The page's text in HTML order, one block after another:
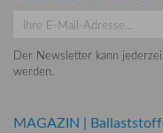
Der Newsletter kann
werden.
MAGAZIN |